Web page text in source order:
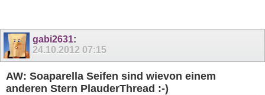
gabi2631:
24.10.2012 07:15
AW: Soaparella Seifen sind wievon einem
anderen Stern PlauderThread :-)